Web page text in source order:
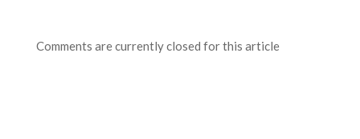
Comments are currently closed for this article